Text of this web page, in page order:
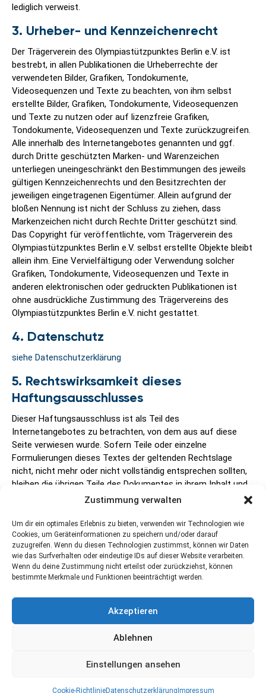
Zustimmung verwalten
Um dir ein optimales Erlebnis zu bieten, verwenden wir Technologien wie
Cookies, um Geräteinformationen zu speichern und/oder darauf
zuzugreifen. Wenn du diesen Technologien zustimmst, können wir Daten
wie das Surfverhalten oder eindeutige IDs auf dieser Website verarbeiten.
Wenn du deine Zustimmung nicht erteilst oder zurückziehst, können
bestimmte Merkmale und Funktionen beeinträchtigt werden.
Akzeptieren
Ablehnen
Einstellungen ansehen
Cookie-RichtlinieDatenschutzerklärung Impressum
lediglich verweist.
3. Urheber- und Kennzeichenrecht
Der Trägerverein des Olympiastützpunktes Berlin e.V. ist
bestrebt, in allen Publikationen die Urheberrechte der
verwendeten Bilder, Grafiken, Tondokumente,
Videosequenzen und Texte zu beachten, von ihm selbst
erstellte Bilder, Grafiken, Tondokumente, Videosequenzen
und Texte zu nutzen oder auf lizenzfreie Grafiken,
Tondokumente, Videosequenzen und Texte zurückzugreifen.
Alle innerhalb des Internetangebotes genannten und ggf.
durch Dritte geschützten Marken- und Warenzeichen
unterliegen uneingeschränkt den Bestimmungen des jeweils
gültigen Kennzeichenrechts und den Besitzrechten der
jeweiligen eingetragenen Eigentümer. Allein aufgrund der
bloßen Nennung ist nicht der Schluss zu ziehen, dass
Markenzeichen nicht durch Rechte Dritter geschützt sind.
Das Copyright für veröffentlichte, vom Trägerverein des
Olympiastützpunktes Berlin e.V. selbst erstellte Objekte bleibt
allein ihm. Eine Vervielfältigung oder Verwendung solcher
Grafiken, Tondokumente, Videosequenzen und Texte in
anderen elektronischen oder gedruckten Publikationen ist
ohne ausdrückliche Zustimmung des Trägervereins des
Olympiastützpunktes Berlin e.V. nicht gestattet.
4. Datenschutz
siehe Datenschutzerklärung
5. Rechtswirksamkeit dieses
Haftungsausschlusses
Dieser Haftungsausschluss ist als Teil des
Internetangebotes zu betrachten, von dem aus auf diese
Seite verwiesen wurde. Sofern Teile oder einzelne
Formulierungen dieses Textes der geltenden Rechtslage
nicht, nicht mehr oder nicht vollständig entsprechen sollten,
bleiben die übrigen Teile des Dokumentes in ihrem Inhalt und
ihrer Gültigkeit davon unberührt.